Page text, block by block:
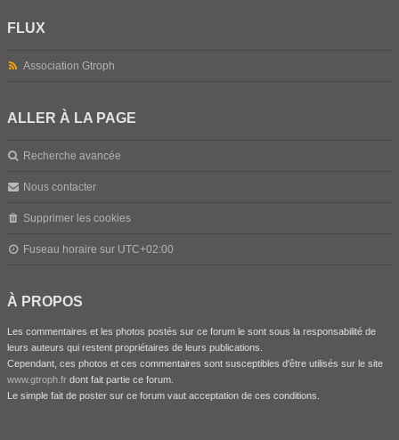
FLUX
Association Gtroph
ALLER À LA PAGE
Recherche avancée
Nous contacter
Supprimer les cookies
Fuseau horaire sur UTC+02:00
À PROPOS
Les commentaires et les photos postés sur ce forum le sont sous la responsabilité de
leurs auteurs qui restent propriétaires de leurs publications.
Cependant, ces photos et ces commentaires sont susceptibles d'être utilisés sur le site
www.gtroph.fr dont fait partie ce forum.
Le simple fait de poster sur ce forum vaut acceptation de ces conditions.